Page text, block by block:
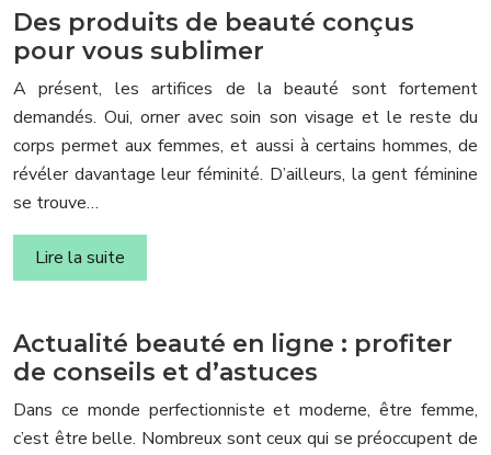
Des produits de beauté conçus
pour vous sublimer
A présent, les artifices de la beauté sont fortement
demandés. Oui, orner avec soin son visage et le reste du
corps permet aux femmes, et aussi à certains hommes, de
révéler davantage leur féminité. D’ailleurs, la gent féminine
se trouve…
Lire la suite
Actualité beauté en ligne : profiter
de conseils et d’astuces
Dans ce monde perfectionniste et moderne, être femme,
c’est être belle. Nombreux sont ceux qui se préoccupent de